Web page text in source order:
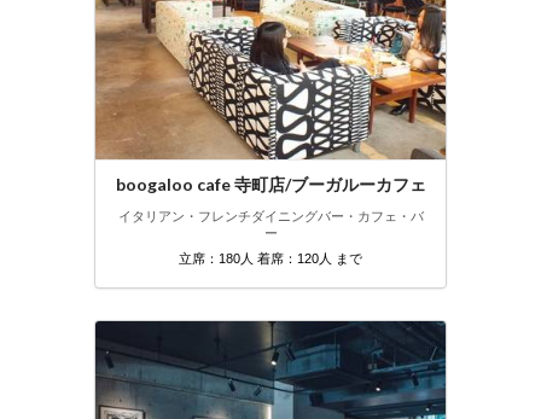
boogaloo cafe 寺町店/ブーガルーカフェ
イタリアン・フレンチダイニングバー・カフェ・バ
ー
立席：180人 着席：120人 まで